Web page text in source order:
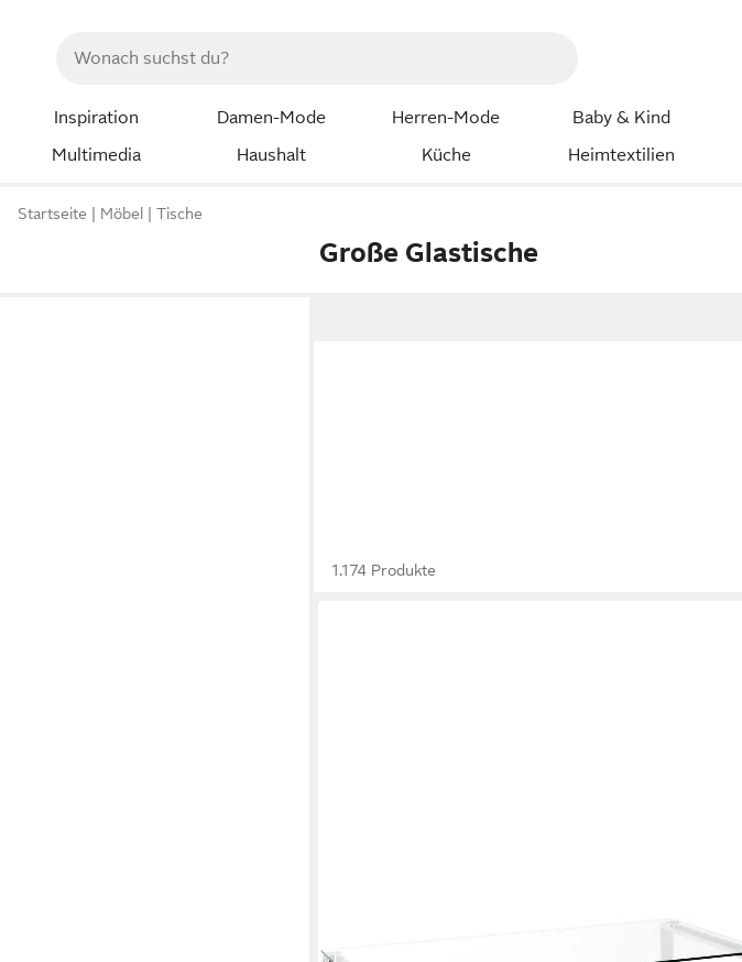
Inspiration Damen-Mode Herren-Mode Baby & Kind
Multimedia
Haushalt Küche Heimtextilien
Startseite Möbel Tische
Große Glastische
1.174 Produkte